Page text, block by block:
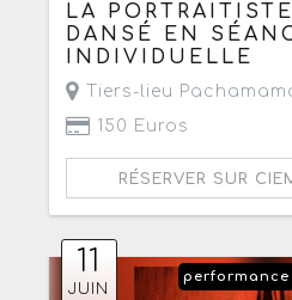
LA
DANSÉ EN
INDIVIDUELLE
Tiers-lieu
150 Euros
RÉSERVER SUR
11
JUIN
performance